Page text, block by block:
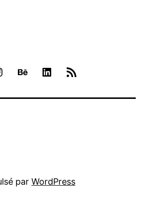
INSTAGRAM
BEHANCELINKEDIN
par WordPress